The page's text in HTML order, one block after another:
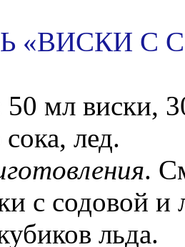
«ВИСКИ С
50 мл виски,
лед.
.
с содовой
льда.